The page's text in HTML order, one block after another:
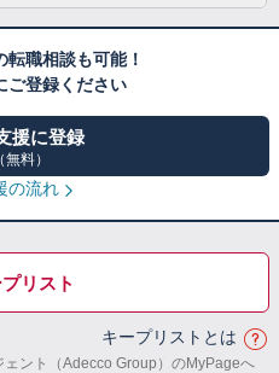
職相談も可能！
ご登録ください
援に登録
（無料）
の流れ
リスト
キープリストとは
ント（Adecco Group）のMyPageへ